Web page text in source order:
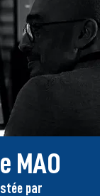
MAO
par